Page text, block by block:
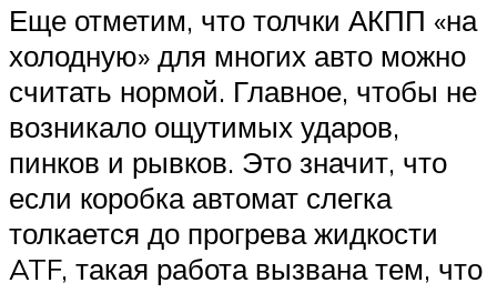
Еще отметим, что толчки АКПП «на
холодную» для многих авто можно
считать нормой. Главное, чтобы не
возникало ощутимых ударов,
пинков и рывков. Это значит, что
если коробка автомат слегка
толкается до прогрева жидкости
ATF, такая работа вызвана тем, что